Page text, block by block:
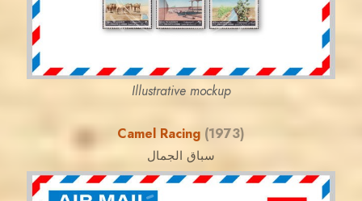
EST. 2007
Illustrative mockup
Camel Racing (1973)
سباق الجمال